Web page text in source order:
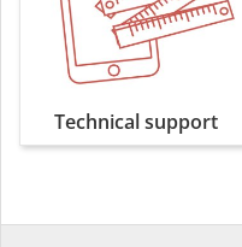
Technical support